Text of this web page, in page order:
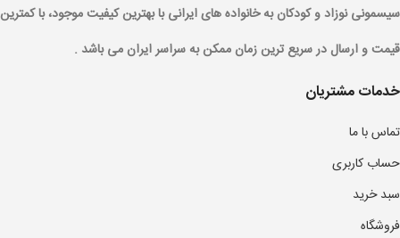
سیسمونی نوزاد و کودکان به خانواده های ایرانی با بهترین کیفیت موجود، با کمترین
قیمت و ارسال در سریع ترین زمان ممکن به سراسر ایران می باشد .
خدمات مشتریان
تماس با ما
حساب کاربری
سبد خرید
فروشگاه